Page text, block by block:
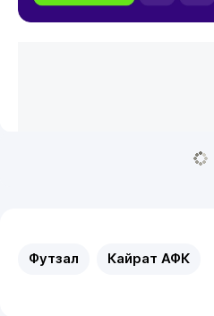
Футзал Кайрат АФК